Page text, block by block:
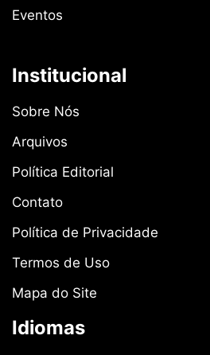
Eventos
Institucional
Sobre Nós
Arquivos
Política Editorial
Contato
Política de Privacidade
Termos de Uso
Mapa do Site
Idiomas